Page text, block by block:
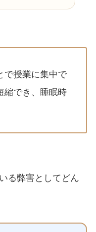
で授業に集中で
縮でき、睡眠時
る弊害としてどん